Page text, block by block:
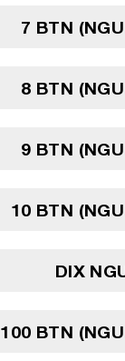
7 BTN
8 BTN
9 BTN
10 BTN
DIX
100 BTN